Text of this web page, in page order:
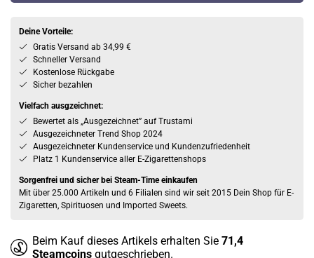
Deine Vorteile:
Gratis Versand ab 34,99 €
Schneller Versand
Kostenlose Rückgabe
Sicher bezahlen
Vielfach ausgzeichnet:
Bewertet als „Ausgezeichnet” auf Trustami
Ausgezeichneter Trend Shop 2024
Ausgezeichneter Kundenservice und Kundenzufriedenheit
Platz 1 Kundenservice aller E-Zigarettenshops
Sorgenfrei und sicher bei Steam-Time einkaufen
Mit über 25.000 Artikeln und 6 Filialen sind wir seit 2015 Dein Shop für E-
Zigaretten, Spirituosen und Imported Sweets.
Beim Kauf dieses Artikels erhalten Sie 71,4
Steamcoins gutgeschrieben.